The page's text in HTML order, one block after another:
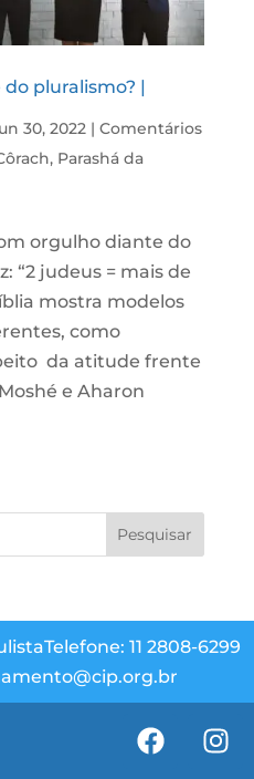
pluralismo? |
30, 2022| Comentários
, Parashá da
orgulho diante do
“2 judeus = mais de
mostra modelos
como
da atitude frente
e Aharon
Telefone: 11 2808-6299